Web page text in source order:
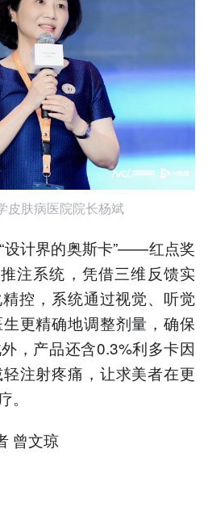
皮肤病医院院长杨斌
设计界的奥斯卡”——红点奖
注系统，凭借三维反馈实
控，系统通过视觉、听觉
更精确地调整剂量，确保
，产品还含0.3%利多卡因
注射疼痛，让求美者在更
曾文琼